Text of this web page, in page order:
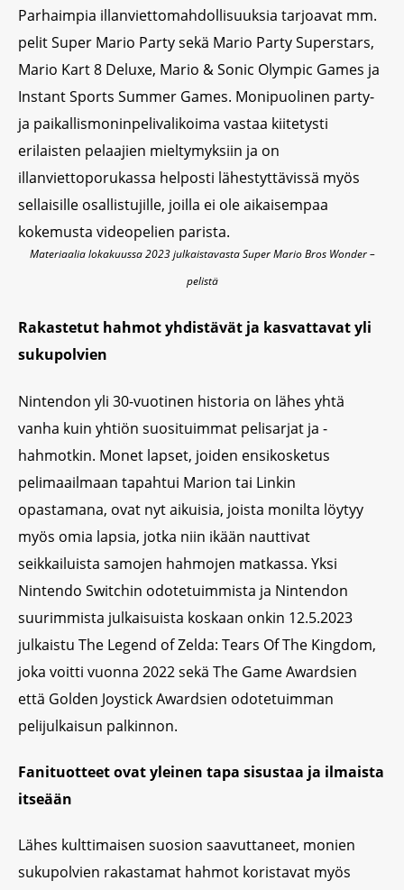
Parhaimpia illanviettomahdollisuuksia tarjoavat mm.
pelit Super Mario Party sekä Mario Party Superstars,
Mario Kart 8 Deluxe, Mario & Sonic Olympic Games ja
Instant Sports Summer Games. Monipuolinen party-
ja paikallismoninpelivalikoima vastaa kiitetysti
erilaisten pelaajien mieltymyksiin ja on
illanviettoporukassa helposti lähestyttävissä myös
sellaisille osallistujille, joilla ei ole aikaisempaa
kokemusta videopelien parista.
Materiaalia lokakuussa 2023 julkaistavasta Super Mario Bros Wonder –
pelistä
Rakastetut hahmot yhdistävät ja kasvattavat yli
sukupolvien
Nintendon yli 30-vuotinen historia on lähes yhtä
vanha kuin yhtiön suosituimmat pelisarjat ja -
hahmotkin. Monet lapset, joiden ensikosketus
pelimaailmaan tapahtui Marion tai Linkin
opastamana, ovat nyt aikuisia, joista monilta löytyy
myös omia lapsia, jotka niin ikään nauttivat
seikkailuista samojen hahmojen matkassa. Yksi
Nintendo Switchin odotetuimmista ja Nintendon
suurimmista julkaisuista koskaan onkin 12.5.2023
julkaistu The Legend of Zelda: Tears Of The Kingdom,
joka voitti vuonna 2022 sekä The Game Awardsien
että Golden Joystick Awardsien odotetuimman
pelijulkaisun palkinnon.
Fanituotteet ovat yleinen tapa sisustaa ja ilmaista
itseään
Lähes kulttimaisen suosion saavuttaneet, monien
sukupolvien rakastamat hahmot koristavat myös